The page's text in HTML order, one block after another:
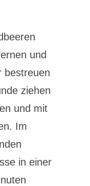
und
bestreuen
ziehen
und mit
Im
in einer